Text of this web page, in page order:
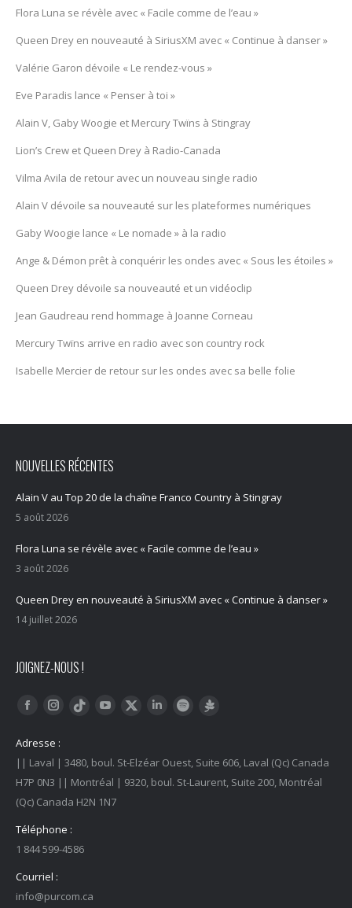
Flora Luna se révèle avec « Facile comme de l’eau »
Queen Drey en nouveauté à SiriusXM avec « Continue à danser »
Valérie Garon dévoile « Le rendez-vous »
Eve Paradis lance « Penser à toi »
Alain V, Gaby Woogie et Mercury Twïns à Stingray
Lion’s Crew et Queen Drey à Radio-Canada
Vilma Avila de retour avec un nouveau single radio
Alain V dévoile sa nouveauté sur les plateformes numériques
Gaby Woogie lance « Le nomade » à la radio
Ange & Démon prêt à conquérir les ondes avec « Sous les étoiles »
Queen Drey dévoile sa nouveauté et un vidéoclip
Jean Gaudreau rend hommage à Joanne Corneau
Mercury Twïns arrive en radio avec son country rock
Isabelle Mercier de retour sur les ondes avec sa belle folie
NOUVELLES RÉCENTES
Alain V au Top 20 de la chaîne Franco Country à Stingray
5 août 2026
Flora Luna se révèle avec « Facile comme de l’eau »
3 août 2026
Queen Drey en nouveauté à SiriusXM avec « Continue à danser »
14 juillet 2026
JOIGNEZ-NOUS !
Trouvez nous sur :
FacebookInstagram
Tiktok YouTubeTwitter LinkedInSpotify
Adresse :
|| Laval | 3480, boul. St-Elzéar Ouest, Suite 606, Laval (Qc) Canada
H7P 0N3 || Montréal | 9320, boul. St-Laurent, Suite 200, Montréal
(Qc) Canada H2N 1N7
Téléphone :
1 844 599-4586
Courriel :
info@purcom.ca